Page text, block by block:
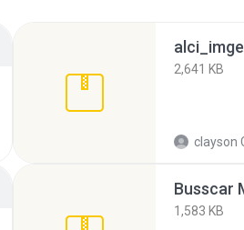
2,641 KB
clayson
Busscar
1,583 KB